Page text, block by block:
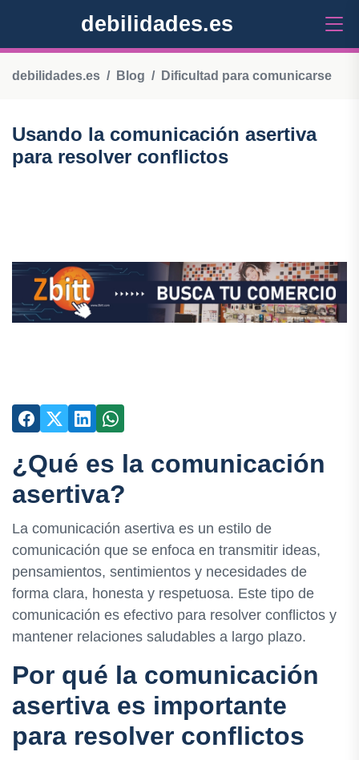
debilidades.es
debilidades.es Blog Dificultad para comunicarse
Usando la comunicación asertiva
para resolver conflictos
¿Qué es la comunicación
asertiva?
La comunicación asertiva es un estilo de
comunicación que se enfoca en transmitir ideas,
pensamientos, sentimientos y necesidades de
forma clara, honesta y respetuosa. Este tipo de
comunicación es efectivo para resolver conflictos y
mantener relaciones saludables a largo plazo.
Por qué la comunicación
asertiva es importante
para resolver conflictos